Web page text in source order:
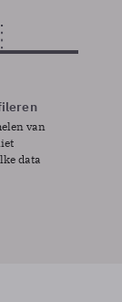
van
data